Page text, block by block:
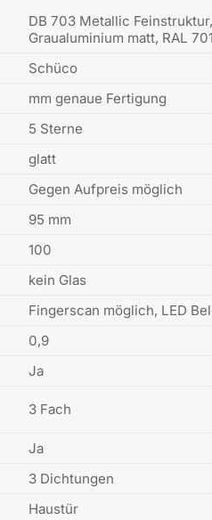
DB 703 Metallic
Graualuminium matt, RAL
Schüco
mm genaue Fertigung
5 Sterne
glatt
Gegen Aufpreis möglich
95 mm
100
kein Glas
Fingerscan möglich, LED
0,9
Ja
3 Fach
Ja
3 Dichtungen
Haustür